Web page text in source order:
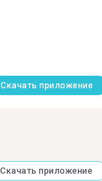
Скачать приложение
Скачать приложение